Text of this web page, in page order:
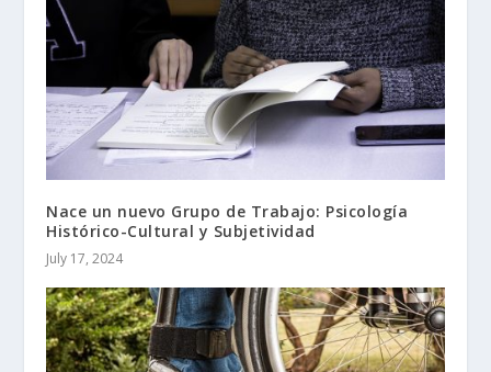
Nace un nuevo Grupo de Trabajo: Psicología
Histórico-Cultural y Subjetividad
July 17, 2024